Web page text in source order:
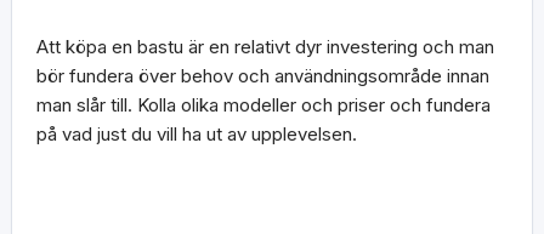
Att köpa en bastu är en relativt dyr investering och man
bör fundera över behov och användningsområde innan
man slår till. Kolla olika modeller och priser och fundera
på vad just du vill ha ut av upplevelsen.